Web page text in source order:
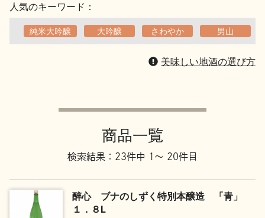
歳時記 地酒蔵元会検定
地酒小説
人気のキーワード：
純米大吟醸 大吟醸 さわやか 男山
美味しい地酒の選び方
商品一覧
検索結果：23件中 1～ 20件目
醉心 ブナのしずく特別本醸造 「青」
１．８L